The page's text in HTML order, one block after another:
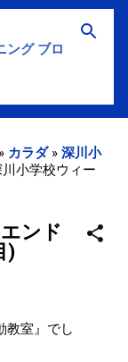
移動
グ ブログ
» カラダ» 深川小
小学校ウィー
ンド
)
教室』でし